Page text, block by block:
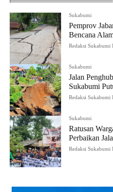
Sukabumi
Pemprov
Bencana
Redaksi Sukabumi
Sukabumi
Jalan
Sukabumi
Redaksi Sukabumi
Sukabumi
Ratusan
Perbaikan
Redaksi Sukabumi